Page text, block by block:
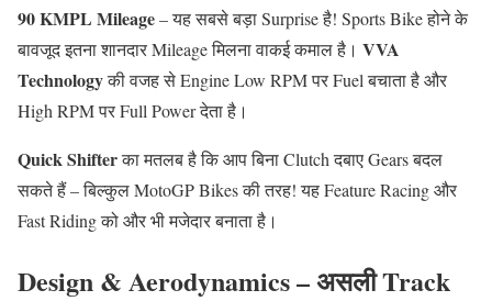
90 KMPL Mileage– यह सबसे बड़ा Surprise है! Sports Bike होने के
बावजूद इतना शानदार Mileage मिलना वाकई कमाल है। VVA
Technologyकी वजह से Engine Low RPM पर Fuel बचाता है और
High RPM पर Full Power देता है।
Quick Shifterका मतलब है कि आप बिना Clutch दबाए Gears बदल
सकते हैं – बिल्कुल MotoGP Bikes की तरह! यह Feature Racing और
Fast Riding को और भी मजेदार बनाता है।
Design & Aerodynamics – असली Track